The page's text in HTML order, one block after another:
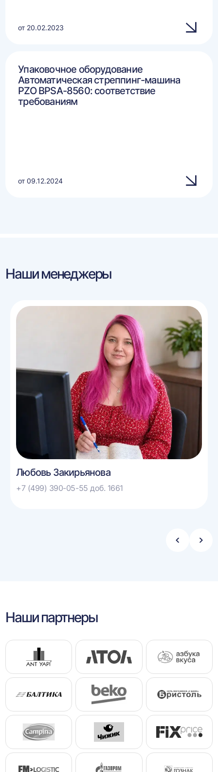
от 20.02.2023
Упаковочное оборудование
Автоматическая стреппинг-машина
PZO BPSA-8560: соответствие
требованиям
от 09.12.2024
Наши менеджеры
Любовь Закирьянова
+7 (499) 390-05-55 доб. 1661
Стрелка
Наши партнеры